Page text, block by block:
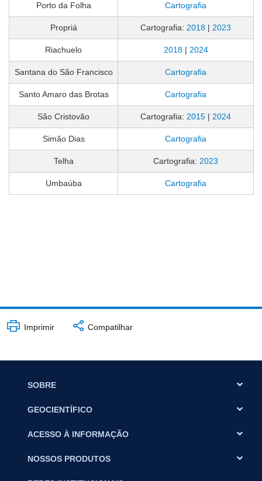
Porto da Folha Cartografia
Propriá Cartografia: 2018 | 2023
Riachuelo 2018| 2024
Santana do São Francisco Cartografia
Santo Amaro das Brotas Cartografia
São Cristovão Cartografia: 2015 | 2024
Simão Dias Cartografia
Telha Cartografia: 2023
Umbaúba Cartografia
Imprimir Compatilhar
SOBRE
GEOCIENTÍFICO
ACESSO À INFORMAÇÃO
NOSSOS PRODUTOS